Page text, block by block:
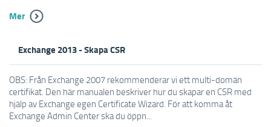
Mer
Exchange 2013 - Skapa CSR
OBS: Från Exchange 2007 rekommenderar vi ett multi-domän
certifikat. Den här manualen beskriver hur du skapar en CSR med
hjälp av Exchange egen Certificate Wizard. För att komma åt
Exchange Admin Center ska du öppn...